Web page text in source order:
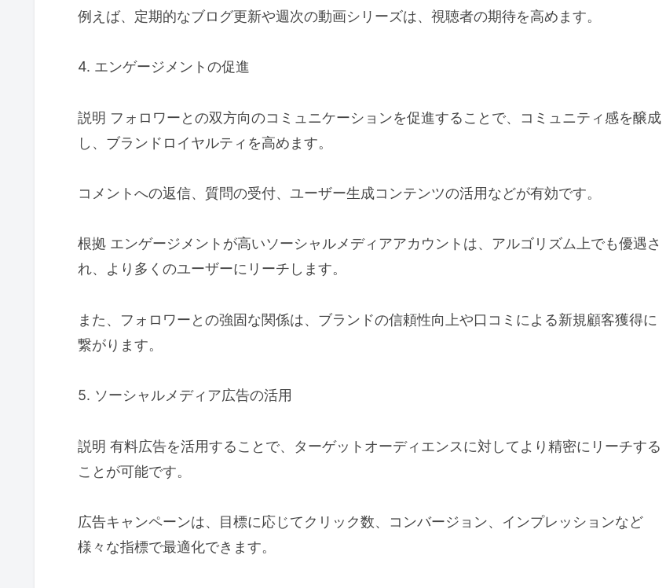
例えば、定期的なブログ更新や週次の動画シリーズは、視聴者の期待を高めます。
4. エンゲージメントの促進
説明 フォロワーとの双方向のコミュニケーションを促進することで、コミュニティ感を醸成
し、ブランドロイヤルティを高めます。
コメントへの返信、質問の受付、ユーザー生成コンテンツの活用などが有効です。
根拠 エンゲージメントが高いソーシャルメディアアカウントは、アルゴリズム上でも優遇さ
れ、より多くのユーザーにリーチします。
また、フォロワーとの強固な関係は、ブランドの信頼性向上や口コミによる新規顧客獲得に
繋がります。
5. ソーシャルメディア広告の活用
説明 有料広告を活用することで、ターゲットオーディエンスに対してより精密にリーチする
ことが可能です。
広告キャンペーンは、目標に応じてクリック数、コンバージョン、インプレッションなど
様々な指標で最適化できます。